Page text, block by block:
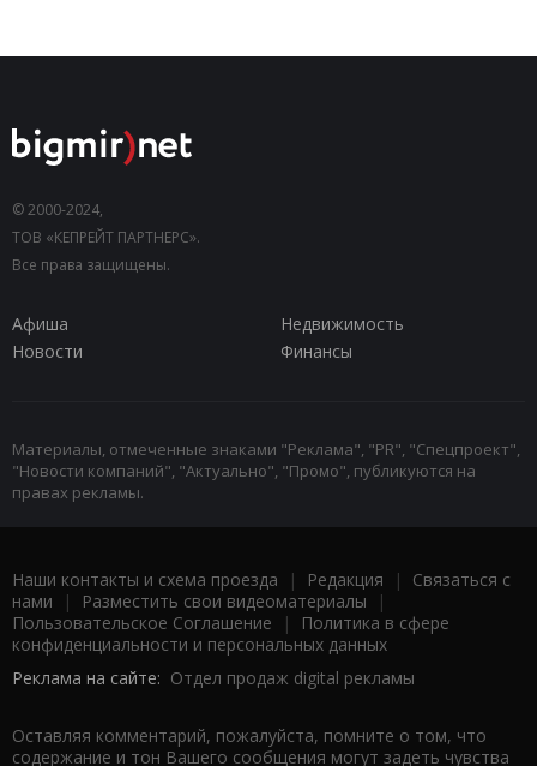
© 2000-2024,
ТОВ «КЕПРЕЙТ ПАРТНЕРС».
Все права защищены.
Афиша
Недвижимость
Новости
Финансы
Материалы, отмеченные знаками "Реклама", "PR", "Спецпроект",
"Новости компаний", "Актуально", "Промо", публикуются на
правах рекламы.
Наши контакты и схема проезда | Редакция | Связаться с
нами | Разместить свои видеоматериалы |
Пользовательское Соглашение |
Политика в сфере
конфиденциальности и персональных данных
Реклама на сайте: Отдел продаж digital рекламы
Оставляя комментарий, пожалуйста, помните о том, что
содержание и тон Вашего сообщения могут задеть чувства